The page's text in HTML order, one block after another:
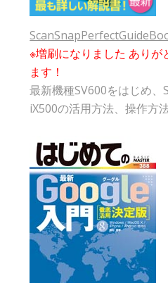
※増刷になりました ありが
ます！
最新機種SV600をはじめ、
iX500の活用方法、操作方